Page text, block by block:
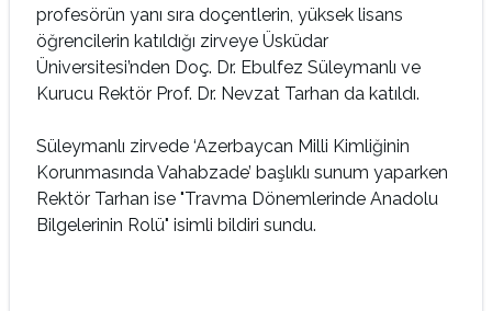
profesörün yanı sıra doçentlerin, yüksek lisans
öğrencilerin katıldığı zirveye Üsküdar
Üniversitesi’nden Doç. Dr. Ebulfez Süleymanlı ve
Kurucu Rektör Prof. Dr. Nevzat Tarhan da katıldı.
Süleymanlı zirvede ‘Azerbaycan Milli Kimliğinin
Korunmasında Vahabzade’ başlıklı sunum yaparken
Rektör Tarhan ise "Travma Dönemlerinde Anadolu
Bilgelerinin Rolü" isimli bildiri sundu.